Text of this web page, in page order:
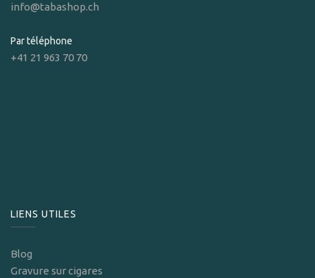
info@tabashop.ch
Par téléphone
+41 21 963 70 70
LIENS UTILES
Blog
Gravure sur cigares